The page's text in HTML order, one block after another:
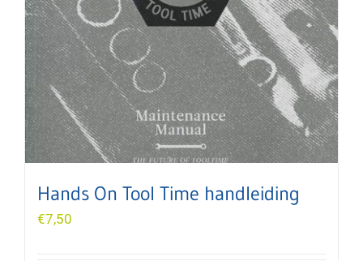
Hands On Tool Time handleiding
€7,50